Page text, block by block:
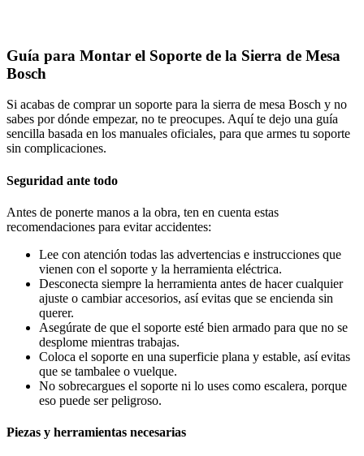
Guía para Montar el Soporte de la Sierra de Mesa
Bosch
Si acabas de comprar un soporte para la sierra de mesa Bosch y no
sabes por dónde empezar, no te preocupes. Aquí te dejo una guía
sencilla basada en los manuales oficiales, para que armes tu soporte
sin complicaciones.
Seguridad ante todo
Antes de ponerte manos a la obra, ten en cuenta estas
recomendaciones para evitar accidentes:
Lee con atención todas las advertencias e instrucciones que
vienen con el soporte y la herramienta eléctrica.
Desconecta siempre la herramienta antes de hacer cualquier
ajuste o cambiar accesorios, así evitas que se encienda sin
querer.
Asegúrate de que el soporte esté bien armado para que no se
desplome mientras trabajas.
Coloca el soporte en una superficie plana y estable, así evitas
que se tambalee o vuelque.
No sobrecargues el soporte ni lo uses como escalera, porque
eso puede ser peligroso.
Piezas y herramientas necesarias